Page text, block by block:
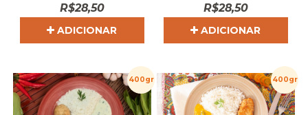
R$28,50
ADICIONAR
R$28,50
ADICIONAR
400gr 400gr